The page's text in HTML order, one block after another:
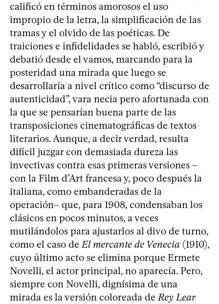
calificó en términos amorosos el uso
impropio de la letra, la simplificación de las
tramas y el olvido de las poéticas. De
traiciones e infidelidades se habló, escribió y
debatió desde el vamos, marcando para la
posteridad una mirada que luego se
desarrollaría a nivel crítico como “discurso de
autenticidad”, vara necia pero afortunada con
la que se pensarían buena parte de las
transposiciones cinematográficas de textos
literarios. Aunque, a decir verdad, resulta
difícil juzgar con demasiada dureza las
invectivas contra esas primeras versiones –
con la Film d’Art francesa y, poco después la
italiana, como embanderadas de la
operación– que, para 1908, condensaban los
clásicos en pocos minutos, a veces
mutilándolos para ajustarlos al divo de turno,
como el caso deEl mercante de Venecia (1910),
cuyo último acto se elimina porque Ermete
Novelli, el actor principal, no aparecía. Pero,
siempre con Novelli, dignísima de una
mirada es la versión coloreada deRey Lear